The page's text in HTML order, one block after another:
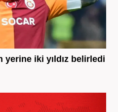
yerine iki yıldız belirledi